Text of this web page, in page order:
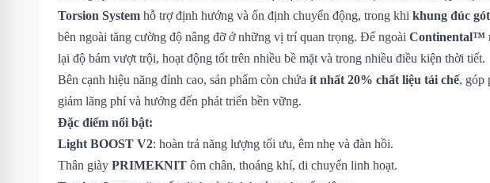
Torsion System hỗ trợ định hướng và ổn định chuyển động, trong khi khung đúc
bên ngoài tăng cường độ nâng đỡ ở những vị trí quan trọng. Đế ngoài Continental™
lại độ bám vượt trội, hoạt động tốt trên nhiều bề mặt và trong nhiều điều kiện thời tiết.
Bên cạnh hiệu năng đỉnh cao, sản phẩm còn chứa ít nhất 20% chất liệu tái chế, góp
giảm lãng phí và hướng đến phát triển bền vững.
Đặc điểm nổi bật:
Light BOOST V2: hoàn trả năng lượng tối ưu, êm nhẹ và đàn hồi.
Thân giày PRIMEKNIT ôm chân, thoáng khí, di chuyển linh hoạt.